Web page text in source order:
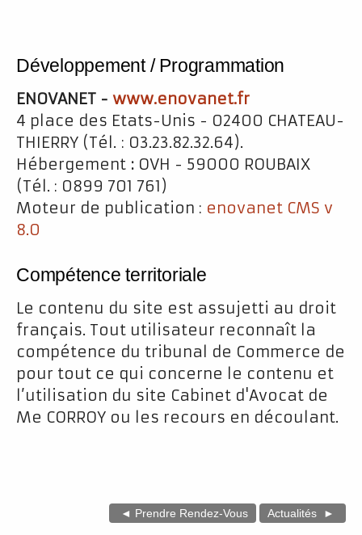
Développement / Programmation
ENOVANET - www.enovanet.fr
4 place des Etats-Unis - 02400 CHATEAU-
THIERRY (Tél. : 03.23.82.32.64).
Hébergement : OVH - 59000 ROUBAIX
(Tél. : 0899 701 761)
Moteur de publication : enovanet CMS v
8.0
Compétence territoriale
Le contenu du site est assujetti au droit
français. Tout utilisateur reconnaît la
compétence du tribunal de Commerce de
pour tout ce qui concerne le contenu et
l’utilisation du site Cabinet d'Avocat de
Me CORROY ou les recours en découlant.
◄ Prendre Rendez-Vous Actualités ►